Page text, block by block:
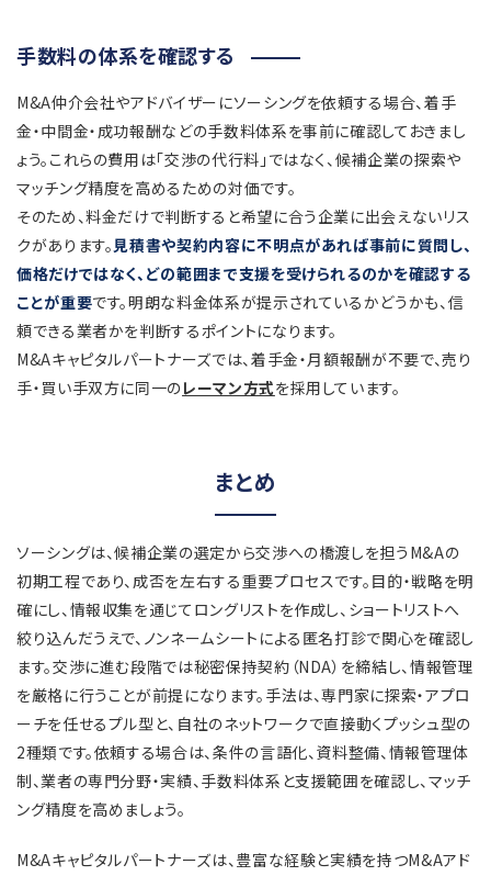
手数料の体系を確認する
M&A仲介会社やアドバイザーにソーシングを依頼する場合、着手
金・中間金・成功報酬などの手数料体系を事前に確認しておきまし
ょう。これらの費用は「交渉の代行料」ではなく、候補企業の探索や
マッチング精度を高めるための対価です。
そのため、料金だけで判断すると希望に合う企業に出会えないリス
クがあります。見積書や契約内容に不明点があれば事前に質問し、
価格だけではなく、どの範囲まで支援を受けられるのかを確認する
ことが重要です。明朗な料金体系が提示されているかどうかも、信
頼できる業者かを判断するポイントになります。
M&Aキャピタルパートナーズでは、着手金・月額報酬が不要で、売り
手・買い手双方に同一のレーマン方式を採用しています。
まとめ
ソーシングは、候補企業の選定から交渉への橋渡しを担うM&Aの
初期工程であり、成否を左右する重要プロセスです。目的・戦略を明
確にし、情報収集を通じてロングリストを作成し、ショートリストへ
絞り込んだうえで、ノンネームシートによる匿名打診で関心を確認し
ます。交渉に進む段階では秘密保持契約（NDA）を締結し、情報管理
を厳格に行うことが前提になります。手法は、専門家に探索・アプロ
ーチを任せるプル型と、自社のネットワークで直接動くプッシュ型の
2種類です。依頼する場合は、条件の言語化、資料整備、情報管理体
制、業者の専門分野・実績、手数料体系と支援範囲を確認し、マッチ
ング精度を高めましょう。
M&Aキャピタルパートナーズは、豊富な経験と実績を持つM&Aアド